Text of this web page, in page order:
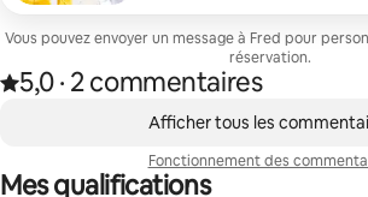
Vous pouvez envoyer un message à Fred pour
réservation.
5,0 sur 5 étoiles, issue de 2 commentaires
5,0
, · 2 commentaires
0 sur 0 élément visible
Afficher tous les
Fonctionnement des
Mes qualifications